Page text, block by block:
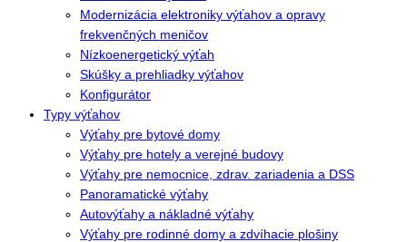
Modernizácia elektroniky výťahov a opravy
frekvenčných meničov
Nízkoenergetický výťah
Skúšky a prehliadky výťahov
Konfigurátor
Typy výťahov
Výťahy pre bytové domy
Výťahy pre hotely a verejné budovy
Výťahy pre nemocnice, zdrav. zariadenia a DSS
Panoramatické výťahy
Autovýťahy a nákladné výťahy
Výťahy pre rodinné domy a zdvíhacie plošiny